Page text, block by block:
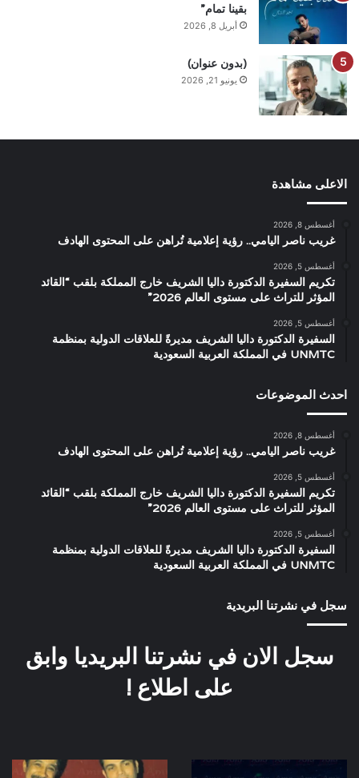
بقينا تمام”
أبريل 8, 2026
(بدون عنوان)
يونيو 21, 2026
الاعلى مشاهدة
أغسطس 8, 2026
غريب ناصر اليامي.. رؤية إعلامية تُراهن على المحتوى الهادف
أغسطس 5, 2026
تكريم السفيرة الدكتورة داليا الشريف خارج المملكة بلقب “القائد
المؤثر للتراث على مستوى العالم 2026”
أغسطس 5, 2026
السفيرة الدكتورة داليا الشريف مديرةً للعلاقات الدولية بمنظمة
UNMTC في المملكة العربية السعودية
احدث الموضوعات
أغسطس 8, 2026
غريب ناصر اليامي.. رؤية إعلامية تُراهن على المحتوى الهادف
أغسطس 5, 2026
تكريم السفيرة الدكتورة داليا الشريف خارج المملكة بلقب “القائد
المؤثر للتراث على مستوى العالم 2026”
أغسطس 5, 2026
السفيرة الدكتورة داليا الشريف مديرةً للعلاقات الدولية بمنظمة
UNMTC في المملكة العربية السعودية
سجل في نشرتنا البريدية
سجل الان في نشرتنا البريديا وابق
على اطلاع !